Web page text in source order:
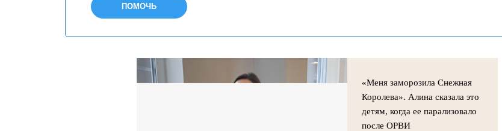
ПОМОЧЬ
«Меня заморозила Снежная
Королева». Алина сказала это
детям, когда ее парализовало
после ОРВИ